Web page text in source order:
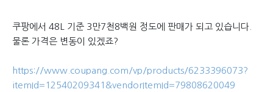
쿠팡에서 48L 기준 3만7천8백원 정도에 판매가 되고 있습니다.
물론 가격은 변동이 있겠죠?
https://www.coupang.com/vp/products/6233396073?
itemId=12540209341&vendorItemId=79808620049